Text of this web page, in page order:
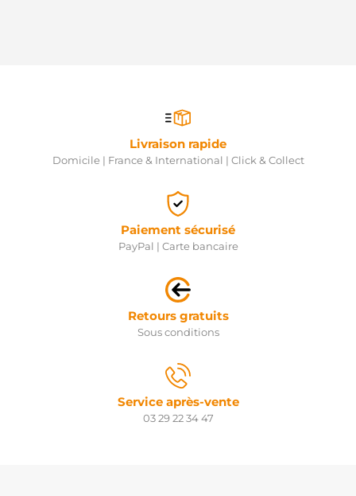
Livraison rapide
Domicile | France & International | Click & Collect
Paiement sécurisé
PayPal | Carte bancaire
Retours gratuits
Sous conditions
Service après-vente
03 29 22 34 47